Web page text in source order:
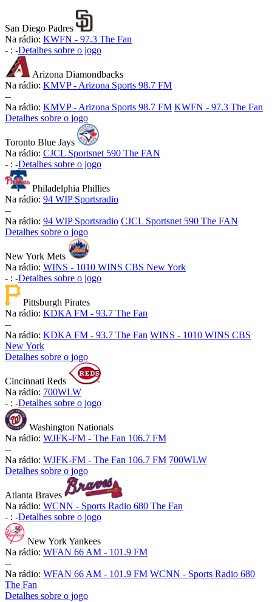
San Diego Padres
Na rádio: KWFN - 97.3 The Fan
- : -Detalhes sobre o jogo
Arizona Diamondbacks
Na rádio: KMVP - Arizona Sports 98.7 FM
--
Na rádio: KMVP - Arizona Sports 98.7 FM KWFN - 97.3 The Fan
Detalhes sobre o jogo
Toronto Blue Jays
Na rádio: CJCL Sportsnet 590 The FAN
- : -Detalhes sobre o jogo
Philadelphia Phillies
Na rádio: 94 WIP Sportsradio
--
Na rádio: 94 WIP Sportsradio CJCL Sportsnet 590 The FAN
Detalhes sobre o jogo
New York Mets
Na rádio: WINS - 1010 WINS CBS New York
- : -Detalhes sobre o jogo
Pittsburgh Pirates
Na rádio: KDKA FM - 93.7 The Fan
--
Na rádio: KDKA FM - 93.7 The Fan WINS - 1010 WINS CBS
New York
Detalhes sobre o jogo
Cincinnati Reds
Na rádio: 700WLW
- : -Detalhes sobre o jogo
Washington Nationals
Na rádio: WJFK-FM - The Fan 106.7 FM
--
Na rádio: WJFK-FM - The Fan 106.7 FM 700WLW
Detalhes sobre o jogo
Atlanta Braves
Na rádio: WCNN - Sports Radio 680 The Fan
- : -Detalhes sobre o jogo
New York Yankees
Na rádio: WFAN 66 AM - 101.9 FM
--
Na rádio: WFAN 66 AM - 101.9 FM WCNN - Sports Radio 680
The Fan
Detalhes sobre o jogo